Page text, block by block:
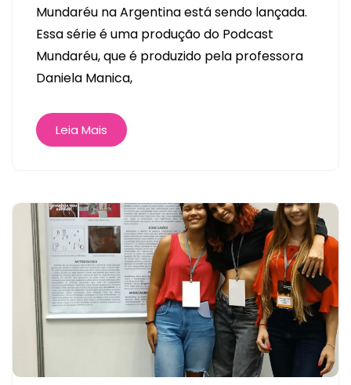
Mundaréu na Argentina está sendo lançada.
Essa série é uma produção do Podcast
Mundaréu, que é produzido pela professora
Daniela Manica,
Leia Mais